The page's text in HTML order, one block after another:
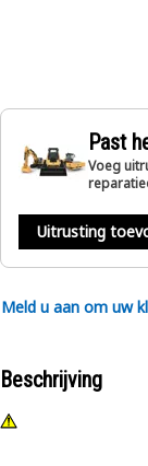
Past
Voeg
Uitrusting
Meld u aan om uw
Beschrijving